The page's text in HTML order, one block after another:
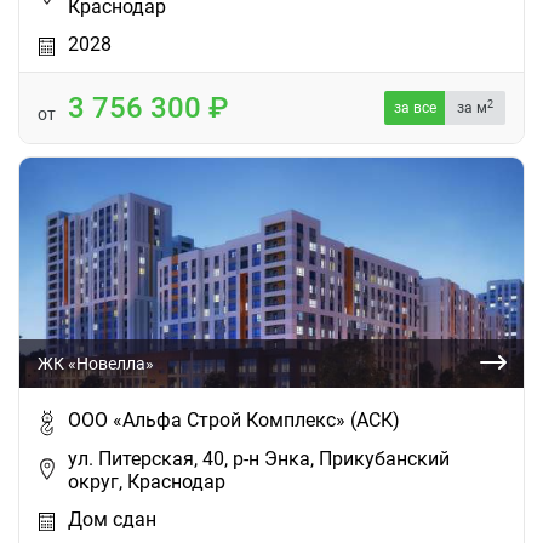
Краснодар
2028
от 3 756 300 за все за м2
ЖК «Новелла»
ООО «Альфа Строй Комплекс» (АСК)
ул. Питерская, 40, р-н Энка, Прикубанский
округ, Краснодар
Дом сдан